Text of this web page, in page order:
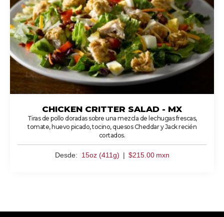
CHICKEN CRITTER SALAD - MX
Tiras de pollo doradas sobre una mezcla de lechugas frescas,
tomate, huevo picado, tocino, quesos Cheddar y Jack recién
cortados.
Desde: 15oz (411g) | $215.00 mxn